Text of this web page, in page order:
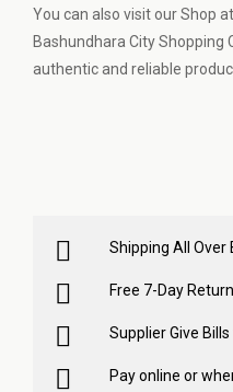
You can also visit our Shop
Bashundhara City Shopping
authentic and reliable
Shipping All Over
Free 7-Day
Supplier Give
Pay online or